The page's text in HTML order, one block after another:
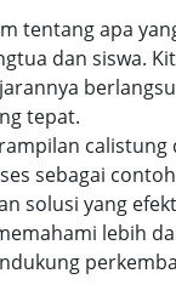
tentang apa
dan siswa.
tepat.
sebagai
solusi yang
lebih